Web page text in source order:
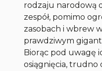
rodzaju narodową
zespół, pomimo
zasobach i wbrew
prawdziwym
Biorąc pod uwagę
osiągnięcia, trudno